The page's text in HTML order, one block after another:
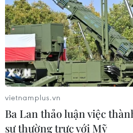
CƠ QUAN CHỦ QUẢN: THÔNG TẤN XÃ VIỆT
Tổng Biên tập: TRẦN TIẾN DUẨN
Phó Tổng Biên tập: NGUYỄN THỊ
THỦY
Sở hữu trí tuệ
RSS
Hỗ trợ
Ngôn ngữ
vietnamplus.vn
Ba Lan thảo luận việc
sự thường trực với Mỹ